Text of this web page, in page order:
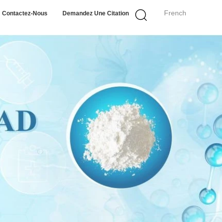
French
Contactez-Nous Demandez Une Citation